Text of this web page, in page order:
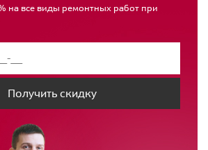
на все виды ремонтных работ при
Получить скидку